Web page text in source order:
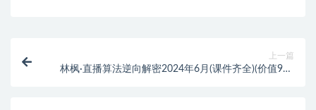
上一篇
林枫·直播算法逆向解密2024年6月(课件齐全)(价值998